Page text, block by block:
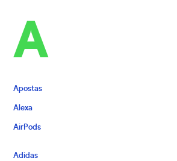
A
Apostas
Alexa
AirPods
Adidas